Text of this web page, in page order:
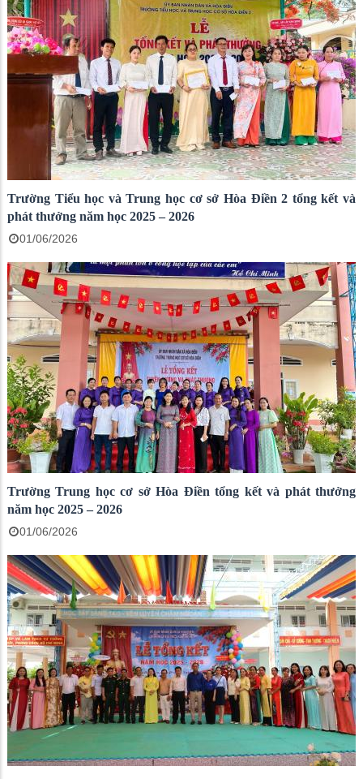
Trường Tiểu học và Trung học cơ sở Hòa Điền 2 tổng kết và
phát thưởng năm học 2025 – 2026
01/06/2026
Trường Trung học cơ sở Hòa Điền tổng kết và phát thưởng
năm học 2025 – 2026
01/06/2026